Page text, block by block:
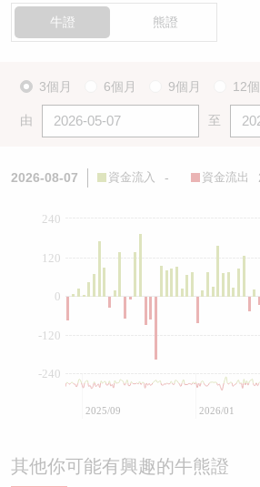
牛證 熊證
3個月 6個月 9個月 12
由 至
2026-08-07 資金流入 - 資金流出
0
-240
-120
120
240
2025/09 2026/01
其他你可能有興趣的牛熊證